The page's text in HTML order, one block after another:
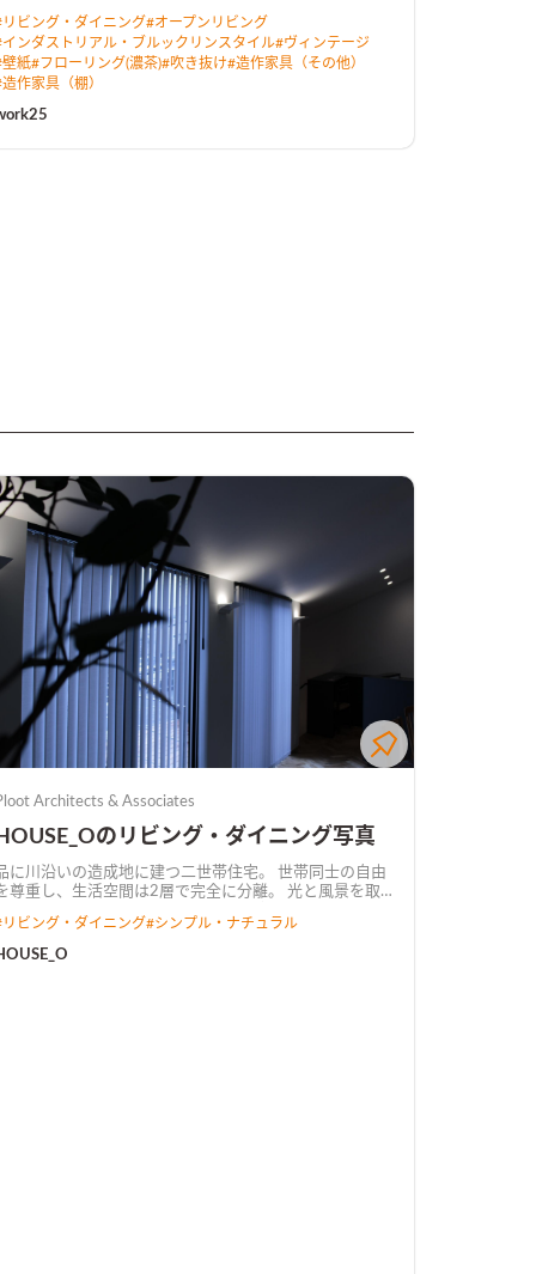
ったりしたリビング。 3階には家族・親戚・友人な
が集まってもゆとりのある 広々としたルーフバルコニ
も設け、おうち時間を存分に楽しめる仕様に。 ［spe
長期優良住宅、耐震等級3、BELS評価(★5)取得］
リビング・ダイニング#オープンリビング
インダストリアル・ブルックリンスタイル#ヴィンテージ
壁紙#フローリング(濃茶)#吹き抜け#造作家具（その他）
造作家具（棚）
Architects & Associates
のリビング・ダイニング写真
に川沿いの造成地に建つ二世帯住宅。 世帯同士の自由
尊重し、生活空間は2層で完全に分離。 光と風景を取
リビング・ダイニング#シンプル・ナチュラル